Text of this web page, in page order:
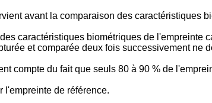
avant la comparaison des caractéristiques
caractéristiques biométriques de
et comparée deux fois successivement ne
compte du fait que seuls 80 à 90 % de
l'empreinte de référence.